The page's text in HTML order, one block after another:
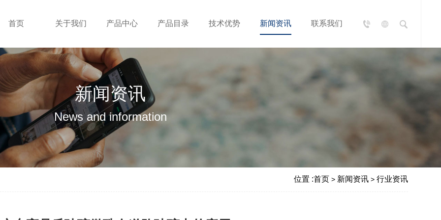
首页 关于我们 产品中心 产品目录 技术优势 新闻资讯 联系我们
新闻资讯
News and information
位置 :首页 > 新闻资讯> 行业资讯